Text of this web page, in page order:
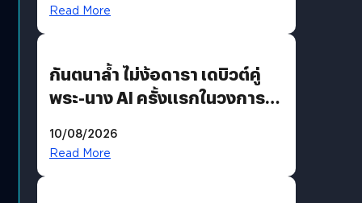
Read More
กันตนาล้ำ ไม่ง้อดารา เดบิวต์คู่
พระ-นาง AI ครั้งแรกในวงการ
10/08/2026
Read More